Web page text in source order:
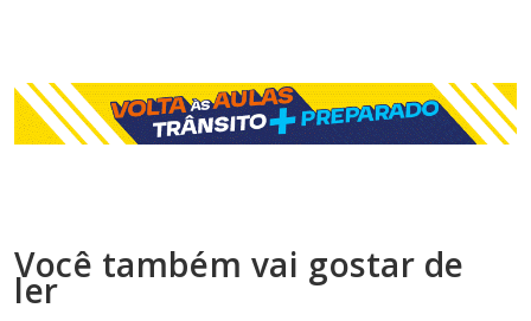
Você também vai gostar de
ler